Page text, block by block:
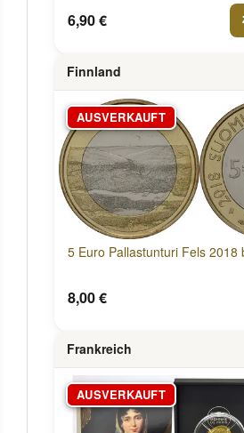
6,90 €
Finnland
AUSVERKAUFT
5 Euro Pallastunturi Fels 2018
8,00 €
Frankreich
AUSVERKAUFT